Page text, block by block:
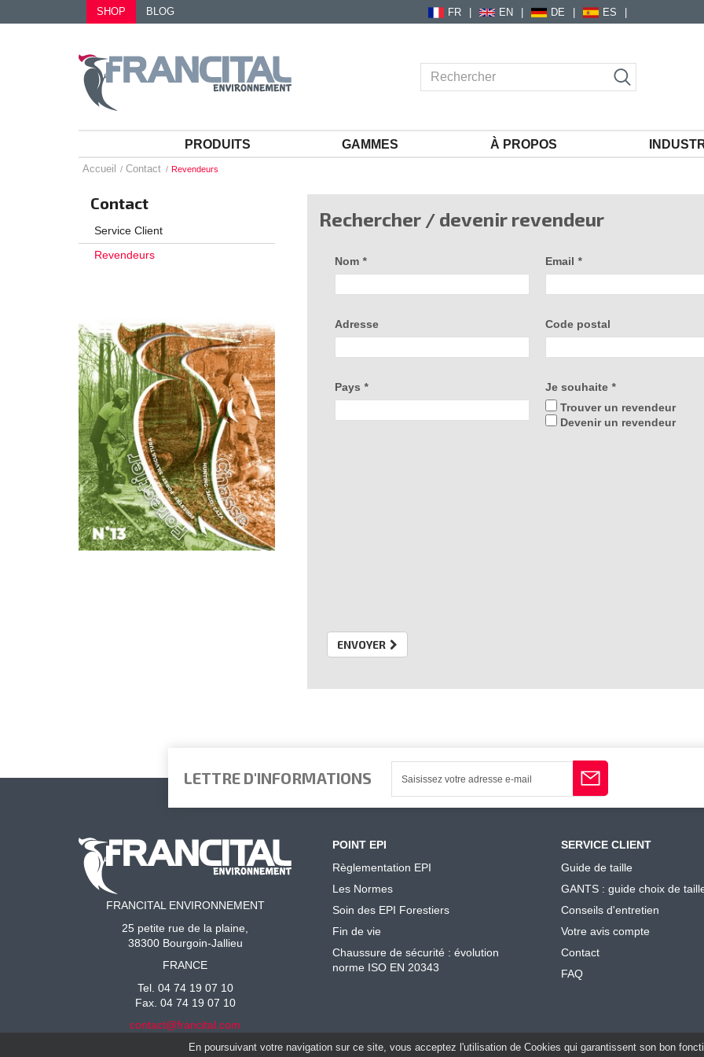
En poursuivant votre navigation sur ce site, vous acceptez l'utilisation de Cookies qui garantissent son bon
SHOP BLOG FR EN DE ES
PRODUITS GAMMES À PROPOS
Accueil Contact Revendeurs
Contact
Service Client
Revendeurs
Rechercher / devenir revendeur
Nom * Email *
Adresse Code postal
Pays * Je souhaite *
Trouver un revendeur
Devenir un revendeur
ENVOYER
LETTRE D'INFORMATIONS
FRANCITAL ENVIRONNEMENT
25 petite rue de la plaine,
38300 Bourgoin-Jallieu
FRANCE
Tel. 04 74 19 07 10
Fax. 04 74 19 07 10
contact@francital.com
POINT EPI
Règlementation EPI
Les Normes
Soin des EPI Forestiers
Fin de vie
Chaussure de sécurité : évolution
norme ISO EN 20343
SERVICE CLIENT
Guide de taille
GANTS : guide choix de
Conseils d'entretien
Votre avis compte
Contact
FAQ